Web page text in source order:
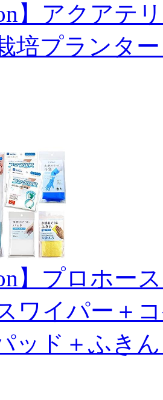
】アクアテ
培プランタ
】プロホ
ワイパー＋
ッド＋ふき